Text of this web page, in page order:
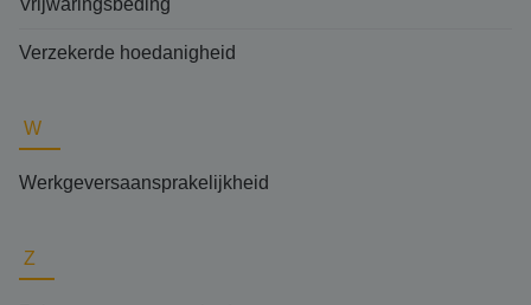
Vrijwaringsbeding
Verzekerde hoedanigheid
W
Werkgeversaansprakelijkheid
Z